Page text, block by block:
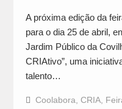
A próxima edição da
para o dia 25 de abril,
Jardim Público da
CRIAtivo”, uma
talento…
Coolabora, CRIA,